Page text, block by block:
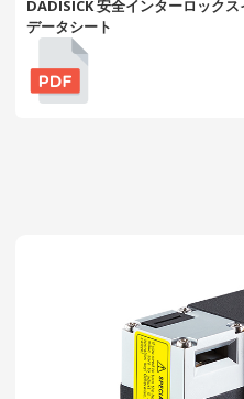
DADISICK 安全インターロック
データシート